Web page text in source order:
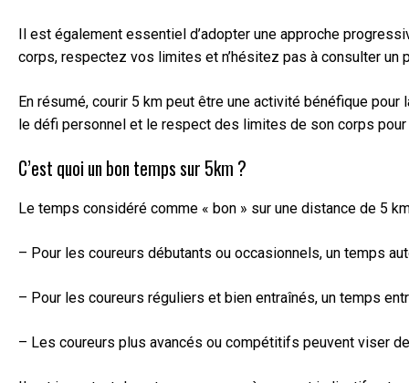
Il est également essentiel d’adopter une approche
corps, respectez vos limites et n’hésitez pas à consulter
En résumé, courir 5 km peut être une activité bénéfique
le défi personnel et le respect des limites de son corps
C’est quoi un bon temps sur 5km ?
Le temps considéré comme « bon » sur une distance de 5
– Pour les coureurs débutants ou occasionnels, un temps
– Pour les coureurs réguliers et bien entraînés, un temps
– Les coureurs plus avancés ou compétitifs peuvent viser